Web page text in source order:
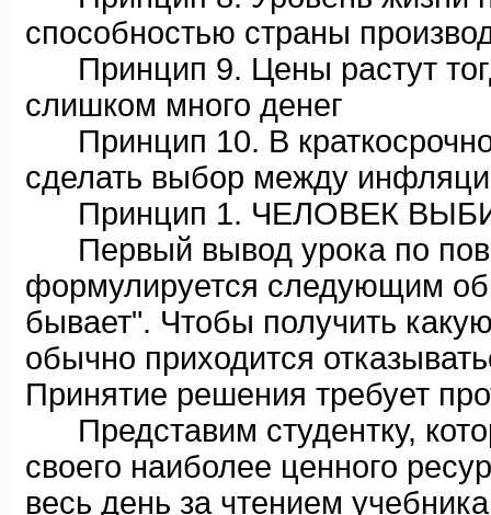
способностью страны
Принцип 9. Цены растут
слишком много денег
Принцип 10. В
сделать выбор между
Принцип 1. ЧЕЛОВЕК
Первый вывод урока по
формулируется следующим
бывает". Чтобы получить
обычно приходится
Принятие решения требует
Представим студентку,
своего наиболее ценного
весь день за чтением